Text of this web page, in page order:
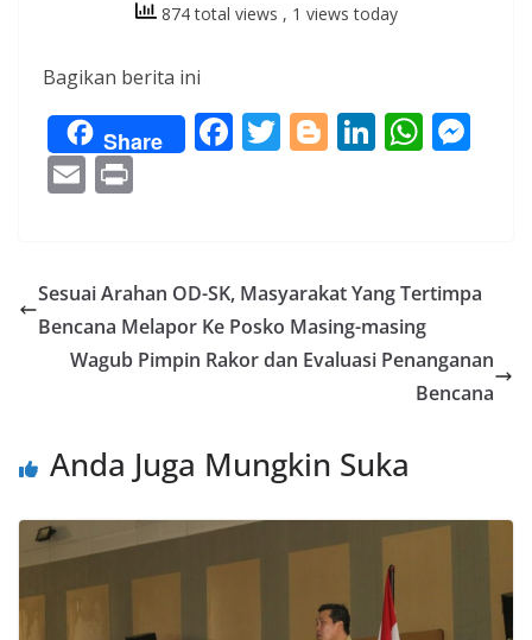
874 total views , 1 views today
Bagikan berita ini
Share F
o
o
k
T Bl
er
Li
dI
n
W
A
p
p
n
er
E
l
Sesuai Arahan OD-SK, Masyarakat Yang Tertimpa
Bencana Melapor Ke Posko Masing-masing
Wagub Pimpin Rakor dan Evaluasi Penanganan
Bencana
Anda Juga Mungkin Suka